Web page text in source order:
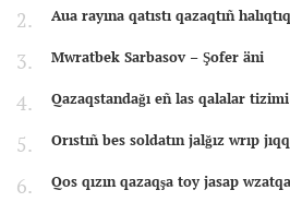
Aua rayına qatıstı qazaqtıñ
Mwratbek Sarbasov – Şofer äni
Qazaqstandağı eñ las qalalar
Orıstıñ bes soldatın jalğız wrıp
Qos qızın qazaqşa toy jasap